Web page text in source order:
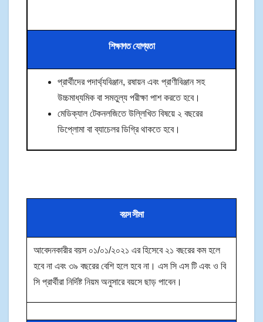
শিক্ষাগত যোগ্যতা
প্রার্থীদের পদার্থ্যবিঞ্জান, রষায়ন এবং প্রাণীবিঞ্জান সহ
উচ্চমাধ্যমিক বা সমতুল্য পরীক্ষা পাশ করতে হবে।
মেডিক্যাল টেকনলজিতে উল্লিখিত বিষয়ে ২ বছরের
ডিপ্লোমা বা ব্যাচেলর ডিগ্রি থাকতে হবে।
বয়স সীমা
আবেদনকারীর বয়স ০১/০১/২০২১ এর হিসেবে ২১ বছরের কম হলে
হবে না এবং ৩৯ বছরের বেশি হলে হবে না। এস সি এস টি এবং ও বি
সি প্রার্থীরা নির্দিষ্ট নিয়ম অনুসারে বয়সে ছাড় পাবেন।